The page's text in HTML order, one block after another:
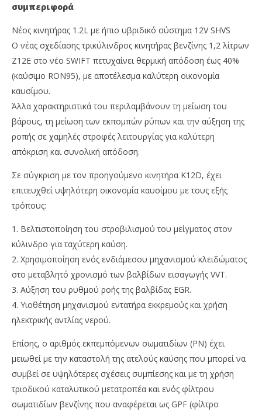
συμπεριφορά
Νέος κινητήρας 1.2L με ήπιο υβριδικό σύστημα 12V SHVS
Ο νέας σχεδίασης τρικύλινδρος κινητήρας βενζίνης 1,2 λίτρων
Z12E στο νέο SWIFT πετυχαίνει θερμική απόδοση έως 40%
(καύσιμο RON95), με αποτέλεσμα καλύτερη οικονομία
καυσίμου.
Άλλα χαρακτηριστικά του περιλαμβάνουν τη μείωση του
βάρους, τη μείωση των εκπομπών ρύπων και την αύξηση της
ροπής σε χαμηλές στροφές λειτουργίας για καλύτερη
απόκριση και συνολική απόδοση.
Σε σύγκριση με τον προηγούμενο κινητήρα K12D, έχει
επιτευχθεί υψηλότερη οικονομία καυσίμου με τους εξής
τρόπους:
1. Βελτιστοποίηση του στροβιλισμού του μείγματος στον
κύλινδρο για ταχύτερη καύση.
2. Χρησιμοποίηση ενός ενδιάμεσου μηχανισμού κλειδώματος
στο μεταβλητό χρονισμό των βαλβίδων εισαγωγής VVT.
3. Αύξηση του ρυθμού ροής της βαλβίδας EGR.
4. Υιοθέτηση μηχανισμού εντατήρα εκκρεμούς και χρήση
ηλεκτρικής αντλίας νερού.
Επίσης, ο αριθμός εκπεμπόμενων σωματιδίων (PN) έχει
μειωθεί με την καταστολή της ατελούς καύσης που μπορεί να
συμβεί σε υψηλότερες σχέσεις συμπίεσης και με τη χρήση
τριοδικού καταλυτικού μετατροπέα και ενός φίλτρου
σωματιδίων βενζίνης που αναφέρεται ως GPF (φίλτρο